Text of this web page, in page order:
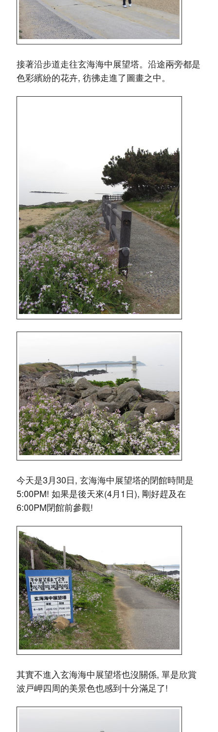
接著沿步道走往玄海海中展望塔。沿途兩旁都是
色彩繽紛的花卉, 彷彿走進了圖畫之中。
今天是3月30日, 玄海海中展望塔的閉館時間是
5:00PM! 如果是後天來(4月1日), 剛好趕及在
6:00PM閉館前參觀!
其實不進入玄海海中展望塔也沒關係, 單是欣賞
波戸岬四周的美景色也感到十分滿足了!